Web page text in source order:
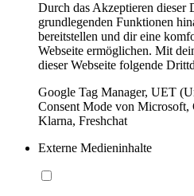
Durch das Akzeptieren dieser
grundlegenden Funktionen
bereitstellen und dir eine
Webseite ermöglichen. Mit
dieser Webseite folgende
Google Tag Manager, UET
Consent Mode von Microsoft,
Klarna, Freshchat
Externe Medieninhalte